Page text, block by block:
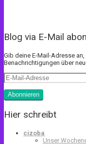
Blog via E-Mail
Gib deine E-Mail-Adresse
Benachrichtigungen über
E-
Mail-
Adresse
Abonnieren
Hier schreibt
cizoba
Unser